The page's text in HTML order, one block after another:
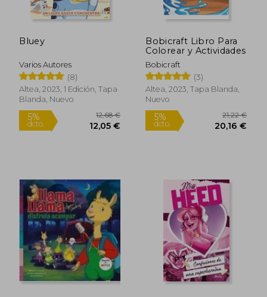
Bluey
Varios Autores
(8)
Altea, 2023, 1 Edición, Tapa
Blanda, Nuevo
Bobicraft Libro Para
Colorear y Actividades
Bobicraft
(3)
Altea, 2023, Tapa Blanda,
Nuevo